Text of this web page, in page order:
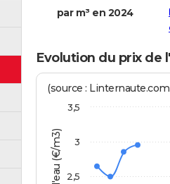
par m³ en 2024
Evolution du prix de
(source :
2,5
3
3,5